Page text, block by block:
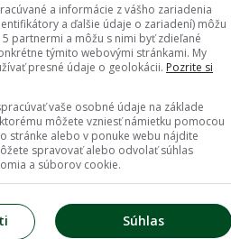
a informácie z vášho zariadenia
a ďalšie údaje o zariadení) môžu
partnermi a môžu s nimi byť zdieľané
týmito webovými stránkami. My
presné údaje o geolokácii. Pozrite si
vaše osobné údaje na základe
môžete vzniesť námietku pomocou
stránke alebo v ponuke webu nájdite
spravovať alebo odvolať súhlas
a súborov cookie.
Súhlas